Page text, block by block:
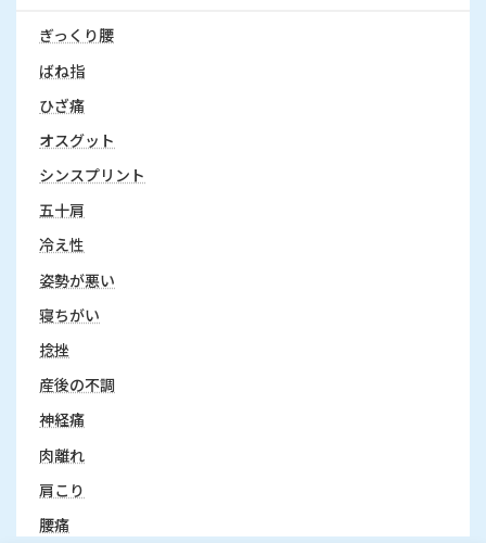
ぎっくり腰
ばね指
ひざ痛
オスグット
シンスプリント
五十肩
冷え性
姿勢が悪い
寝ちがい
捻挫
産後の不調
神経痛
肉離れ
肩こり
腰痛